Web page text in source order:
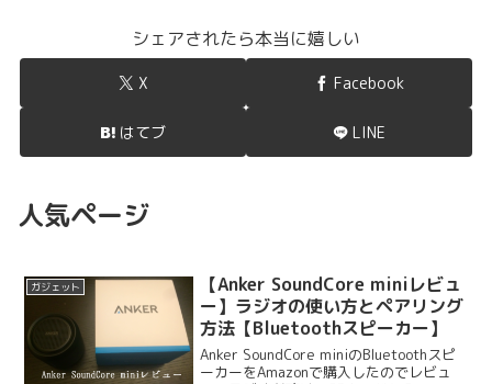
シェアされたら本当に嬉しい
X Facebook
はてブ LINE
人気ページ
ガジェット
【Anker SoundCore miniレビュ
ー】ラジオの使い方とペアリング
方法【Bluetoothスピーカー】
Anker SoundCore miniのBluetoothスピ
ーカーをAmazonで購入したのでレビュ